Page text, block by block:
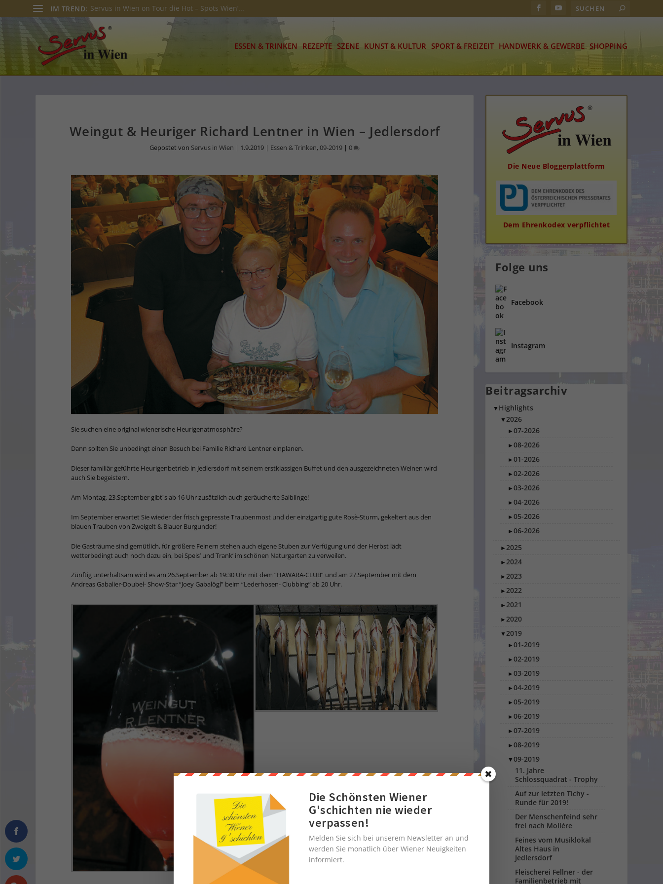
IM TREND: Servus in Wien on Tour die Hot – Spots Wien’...
ESSEN & TRINKEN REZEPTE SZENE KUNST & KULTUR SPORT & FREIZEIT HANDWERK & GEWERBE SHOPPING
Weingut & Heuriger Richard Lentner in Wien – Jedlersdorf
Gepostet von Servus in Wien | 1.9.2019 | Essen & Trinken,09-2019 | 0
Sie suchen eine original wienerische Heurigenatmosphäre?
Dann sollten Sie unbedingt einen Besuch bei Familie Richard Lentner einplanen.
Dieser familiär geführte Heurigenbetrieb in Jedlersdorf mit seinem erstklassigen Buffet und den ausgezeichneten Weinen wird
auch Sie begeistern.
Am Montag, 23.September gibt´s ab 16 Uhr zusätzlich auch geräucherte Saiblinge!
Im September erwartet Sie wieder der frisch gepresste Traubenmost und der einzigartig gute Rosè-Sturm, gekeltert aus den
blauen Trauben von Zweigelt & Blauer Burgunder!
Die Gasträume sind gemütlich, für größere Feinern stehen auch eigene Stuben zur Verfügung und der Herbst lädt
wetterbedingt auch noch dazu ein, bei Speis’ und Trank’ im schönen Naturgarten zu verweilen.
Zünftig unterhaltsam wird es am 26.September ab 19:30 Uhr mit dem “HAWARA-CLUB” und am 27.September mit dem
Andreas Gabalier-Doubel- Show-Star “Joey Gabalögl” beim “Lederhosen- Clubbing” ab 20 Uhr.
AUSG´STECKT :
Die Neue Bloggerplattform
Dem Ehrenkodex verpflichtet
Folge uns
Facebook
Instagram
Beitragsarchiv
▼ Highlights
▼ 2026
►07-2026
►08-2026
►01-2026
►02-2026
►03-2026
►04-2026
►05-2026
►06-2026
► 2025
► 2024
► 2023
► 2022
► 2021
► 2020
▼ 2019
►01-2019
►02-2019
►03-2019
►04-2019
►05-2019
►06-2019
►07-2019
►08-2019
▼09-2019
11. Jahre
Schlossquadrat - Trophy
Auf zur letzten Tichy -
Runde für 2019!
Der Menschenfeind sehr
frei nach Moliére
Feines vom Musiklokal
Altes Haus in
Jedlersdorf
Fleischerei Fellner - der
Familienbetrieb mit
Die Schönsten Wiener
G'schichten nie wieder
verpassen!
Melden Sie sich bei unserem Newsletter an und
werden Sie monatlich über Wiener Neuigkeiten
informiert.